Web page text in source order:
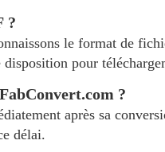
?
le format de
pour
?
après sa
délai.